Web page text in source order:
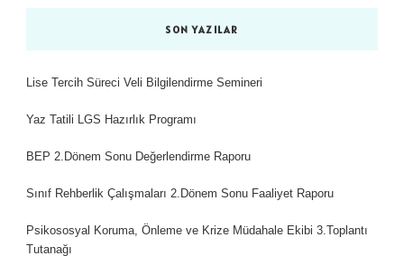
SON YAZILAR
Lise Tercih Süreci Veli Bilgilendirme Semineri
Yaz Tatili LGS Hazırlık Programı
BEP 2.Dönem Sonu Değerlendirme Raporu
Sınıf Rehberlik Çalışmaları 2.Dönem Sonu Faaliyet Raporu
Psikososyal Koruma, Önleme ve Krize Müdahale Ekibi 3.Toplantı
Tutanağı